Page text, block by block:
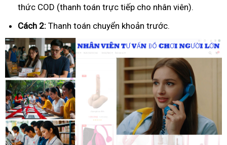
thức COD (thanh toán trực tiếp cho nhân viên).
Cách 2: Thanh toán chuyển khoản trước.